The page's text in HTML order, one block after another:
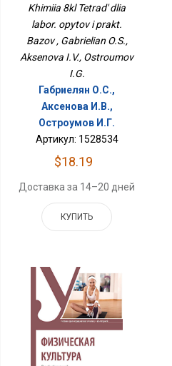
Базов
Khimiia 8kl Tetrad' dlia
labor. opytov i prakt.
Bazov , Gabrielian O.S.,
Aksenova I.V., Ostroumov
I.G.
Габриелян О.С.,
Аксенова И.В.,
Остроумов И.Г.
Артикул: 1528534
$18.19
Доставка за 14–20 дней
КУПИТЬ